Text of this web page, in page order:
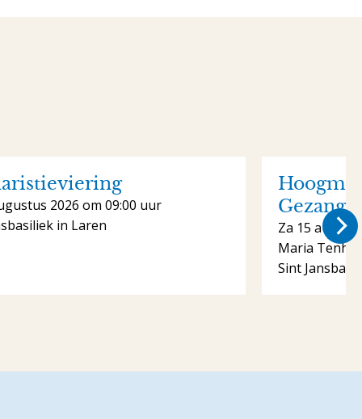
2026 om 09:00 uur
in Laren
Za 15
Maria
Sint